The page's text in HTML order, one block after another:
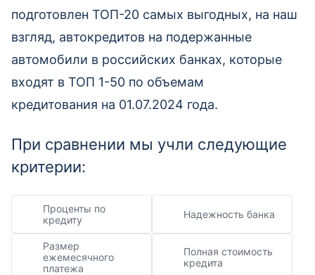
подготовлен ТОП-20 самых выгодных, на наш
взгляд, автокредитов на подержанные
автомобили в российских банках, которые
входят в ТОП 1-50 по объемам
кредитования на 01.07.2024 года.
При сравнении мы учли следующие
критерии:
Проценты по
кредиту
Надежность банка
Размер
ежемесячного
платежа
Полная стоимость
кредита